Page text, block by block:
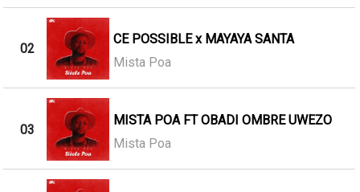
02
CE POSSIBLE x MAYAYA SANTA
Mista Poa
03
MISTA POA FT OBADI OMBRE UWEZO
Mista Poa